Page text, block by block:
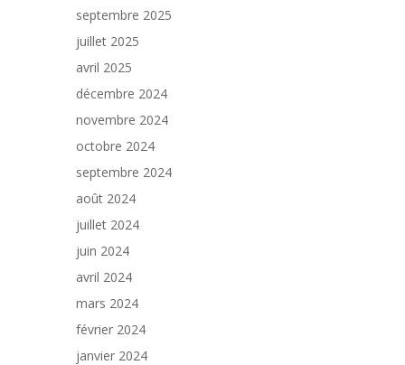
septembre 2025
juillet 2025
avril 2025
décembre 2024
novembre 2024
octobre 2024
septembre 2024
août 2024
juillet 2024
juin 2024
avril 2024
mars 2024
février 2024
janvier 2024